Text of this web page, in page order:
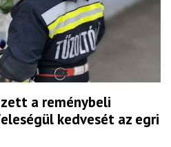
a reménybeli
kedvesét az egri